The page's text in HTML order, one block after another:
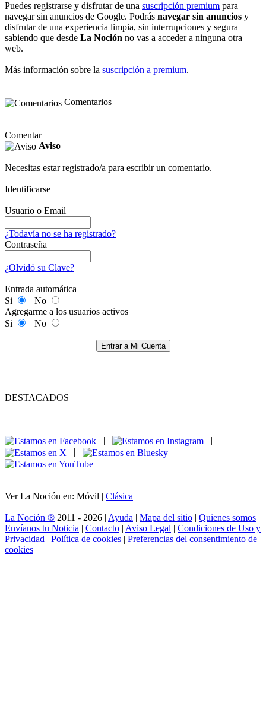
Puedes registrarse y disfrutar de una suscripción premium para
navegar sin anuncios de Google. Podrás navegar sin anuncios y
disfrutar de una experiencia limpia, sin interrupciones y segura
sabiendo que desde La Noción no vas a acceder a ninguna otra
web.
Más información sobre la suscripción a premium.
Comentarios
Comentar
Aviso
Necesitas estar registrado/a para escribir un comentario.
Identificarse
Usuario o Email
¿Todavía no se ha registrado?
Contraseña
¿Olvidó su Clave?
Entrada automática
Si
No
Agregarme a los usuarios activos
Si
No
Entrar a Mi Cuenta
DESTACADOS
|
|
|
|
Ver La Noción en: Móvil | Clásica
La Noción ® 2011 - 2026 | Ayuda | Mapa del sitio | Quienes somos |
Envíanos tu Noticia | Contacto | Aviso Legal | Condiciones de Uso y
Privacidad | Política de cookies | Preferencias del consentimiento de
cookies